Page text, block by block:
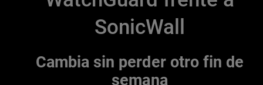
SonicWall
Cambia sin perder otro fin de
semana